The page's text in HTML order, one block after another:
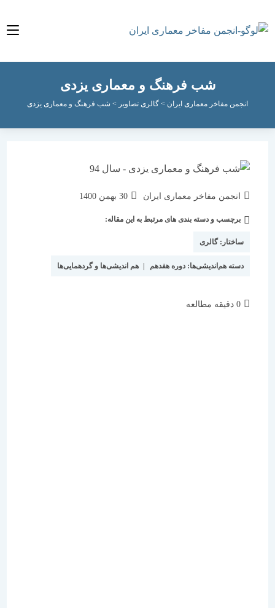
شب فرهنگ و معماری یزدی
انجمن مفاخر معماری ایران > گالری تصاویر>شب فرهنگ و معماری یزدی
انجمن مفاخر معماری ایران
نوشته
شده
30 بهمن 1400
برچسب و دسته بندی های مرتبط به این مقاله:
ساختار:گالری
دسته هم‌اندیشی‌ها:دوره هفدهم | هم اندیشی‌ها و گردهمایی‌ها